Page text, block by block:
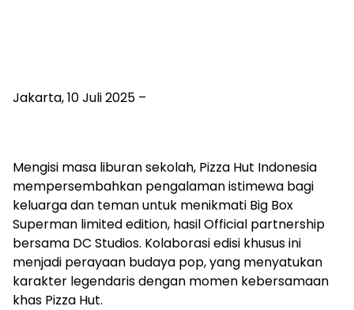
Jakarta, 10 Juli 2025 –
Mengisi masa liburan sekolah, Pizza Hut Indonesia
mempersembahkan pengalaman istimewa bagi
keluarga dan teman untuk menikmati Big Box
Superman limited edition, hasil Official partnership
bersama DC Studios. Kolaborasi edisi khusus ini
menjadi perayaan budaya pop, yang menyatukan
karakter legendaris dengan momen kebersamaan
khas Pizza Hut.